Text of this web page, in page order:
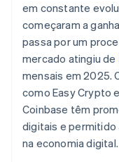
em constante
começaram a
passa por um
mercado atingiu de
mensais em 2025.
como Easy Crypto
Coinbase têm
digitais e permitido
na economia digital.